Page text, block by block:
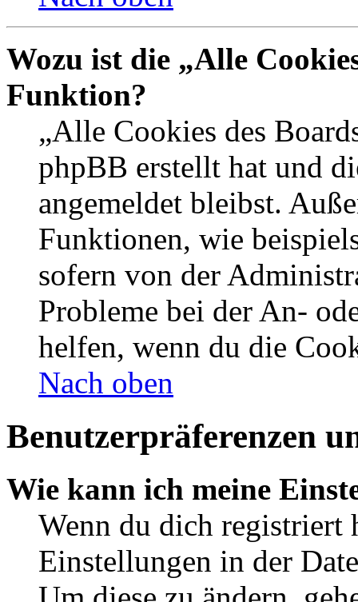
Wozu ist die „Alle
Funktion?
„Alle Cookies des
phpBB erstellt hat und
angemeldet bleibst.
Funktionen, wie
sofern von der
Probleme bei der An-
helfen, wenn du die
Nach oben
Benutzerpräferenzen
Wie kann ich meine
Wenn du dich registriert
Einstellungen in der